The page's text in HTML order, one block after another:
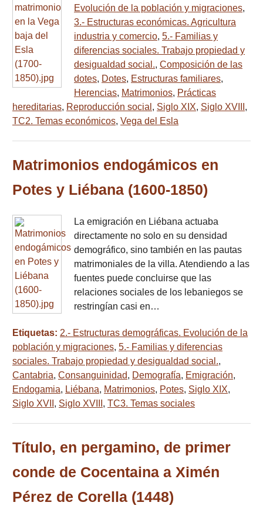
Evolución de la población y migraciones,
3.- Estructuras económicas. Agricultura
industria y comercio, 5.- Familias y
diferencias sociales. Trabajo propiedad y
desigualdad social., Composición de las
dotes, Dotes, Estructuras familiares,
Herencias, Matrimonios, Prácticas
hereditarias, Reproducción social , Siglo XIX, Siglo XVIII ,
TC2. Temas económicos, Vega del Esla
Matrimonios endogámicos en
Potes y Liébana (1600-1850)
La emigración en Liébana actuaba
directamente no solo en su densidad
demográfico, sino también en las pautas
matrimoniales de la villa. Atendiendo a las
fuentes puede concluirse que las
relaciones sociales de los lebaniegos se
restringían casi en…
Etiquetas: 2.- Estructuras demográficas. Evolución de la
población y migraciones, 5.- Familias y diferencias
sociales. Trabajo propiedad y desigualdad social.,
Cantabria, Consanguinidad, Demografía, Emigración,
Endogamia, Liébana, Matrimonios, Potes, Siglo XIX,
Siglo XVII , Siglo XVIII , TC3. Temas sociales
Título, en pergamino, de primer
conde de Cocentaina a Ximén
Pérez de Corella (1448)